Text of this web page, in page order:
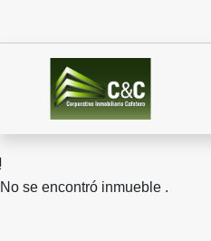
No se encontró inmueble .